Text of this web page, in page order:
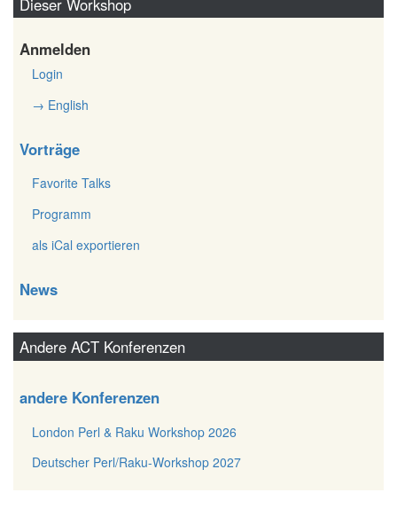
Anmelden
Login
→ English
Vorträge
Favorite Talks
Programm
als iCal exportieren
News
Andere ACT Konferenzen
andere Konferenzen
London Perl & Raku Workshop 2026
Deutscher Perl/Raku-Workshop 2027